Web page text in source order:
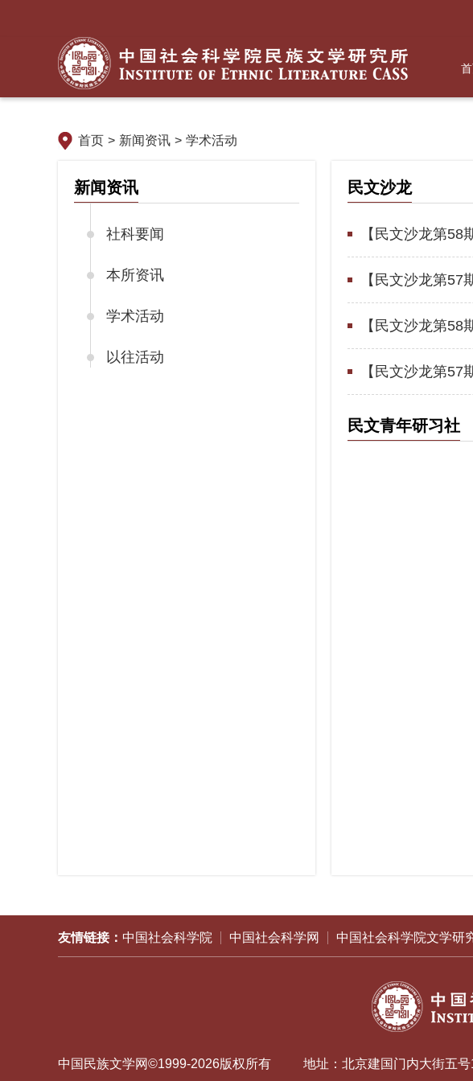
首页 > 新闻资讯 > 学术活动
新闻资讯
社科要闻
本所资讯
学术活动
以往活动
民文沙龙
【民文沙龙第
【民文沙龙第
民文青年研习社
友情链接： 中国社会科学院 中国社会科学网 中国社会科学院文学研
中国民族文学网©1999-2026版权所有 地址：北京建国门内大街五